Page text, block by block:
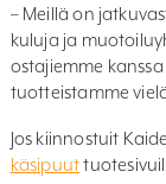
– Meillä on
kuluja ja
ostajiemme
tuotteistamme
Jos kiinnostuit
käsipuut